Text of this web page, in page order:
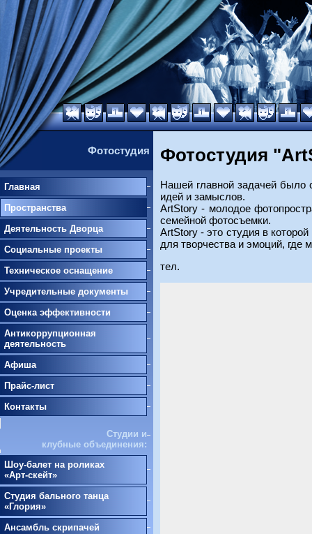
Фотостудия
Главная
Пространства
Деятельность Дворца
Социальные проекты
Техническое оснащение
Учредительные документы
Оценка эффективности
Антикоррупционная
деятельность
Афиша
Прайс-лист
Контакты
Студии и
клубные объединения:
Шоу-балет на роликах
«Арт-скейт»
Студия бального танца
«Глория»
Ансамбль скрипачей
Фотостудия
Нашей главной задачей было
идей и замыслов.
ArtStory - молодое
семейной фотосъемки.
ArtStory - это студия в
для творчества и эмоций, где
тел.